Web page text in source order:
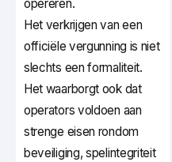
opereren.
Het verkrijgen van een
officiële vergunning is niet
slechts een formaliteit.
Het waarborgt ook dat
operators voldoen aan
strenge eisen rondom
beveiliging, spelintegriteit